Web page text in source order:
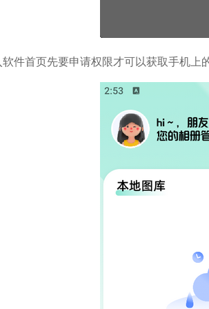
软件首页先要申请权限才可以获取手机上